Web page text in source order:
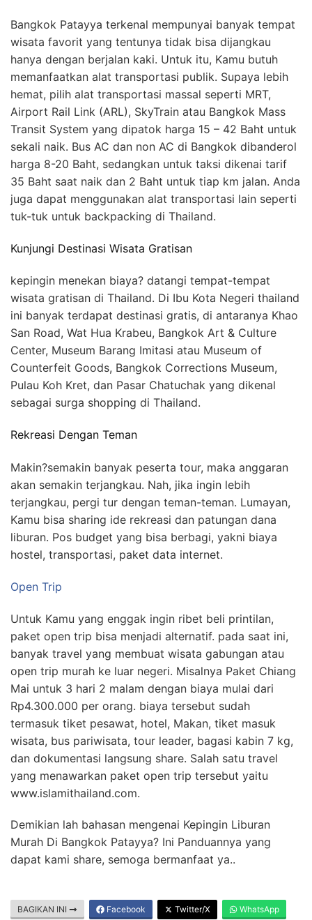
Bangkok Patayya terkenal mempunyai banyak tempat
wisata favorit yang tentunya tidak bisa dijangkau
hanya dengan berjalan kaki. Untuk itu, Kamu butuh
memanfaatkan alat transportasi publik. Supaya lebih
hemat, pilih alat transportasi massal seperti MRT,
Airport Rail Link (ARL), SkyTrain atau Bangkok Mass
Transit System yang dipatok harga 15 – 42 Baht untuk
sekali naik. Bus AC dan non AC di Bangkok dibanderol
harga 8-20 Baht, sedangkan untuk taksi dikenai tarif
35 Baht saat naik dan 2 Baht untuk tiap km jalan. Anda
juga dapat menggunakan alat transportasi lain seperti
tuk-tuk untuk backpacking di Thailand.
Kunjungi Destinasi Wisata Gratisan
kepingin menekan biaya? datangi tempat-tempat
wisata gratisan di Thailand. Di Ibu Kota Negeri thailand
ini banyak terdapat destinasi gratis, di antaranya Khao
San Road, Wat Hua Krabeu, Bangkok Art & Culture
Center, Museum Barang Imitasi atau Museum of
Counterfeit Goods, Bangkok Corrections Museum,
Pulau Koh Kret, dan Pasar Chatuchak yang dikenal
sebagai surga shopping di Thailand.
Rekreasi Dengan Teman
Makin?semakin banyak peserta tour, maka anggaran
akan semakin terjangkau. Nah, jika ingin lebih
terjangkau, pergi tur dengan teman-teman. Lumayan,
Kamu bisa sharing ide rekreasi dan patungan dana
liburan. Pos budget yang bisa berbagi, yakni biaya
hostel, transportasi, paket data internet.
Open Trip
Untuk Kamu yang enggak ingin ribet beli printilan,
paket open trip bisa menjadi alternatif. pada saat ini,
banyak travel yang membuat wisata gabungan atau
open trip murah ke luar negeri. Misalnya Paket Chiang
Mai untuk 3 hari 2 malam dengan biaya mulai dari
Rp4.300.000 per orang. biaya tersebut sudah
termasuk tiket pesawat, hotel, Makan, tiket masuk
wisata, bus pariwisata, tour leader, bagasi kabin 7 kg,
dan dokumentasi langsung share. Salah satu travel
yang menawarkan paket open trip tersebut yaitu
www.islamithailand.com.
Demikian lah bahasan mengenai Kepingin Liburan
Murah Di Bangkok Patayya? Ini Panduannya yang
dapat kami share, semoga bermanfaat ya..
BAGIKAN INI Facebook Twitter/X WhatsApp